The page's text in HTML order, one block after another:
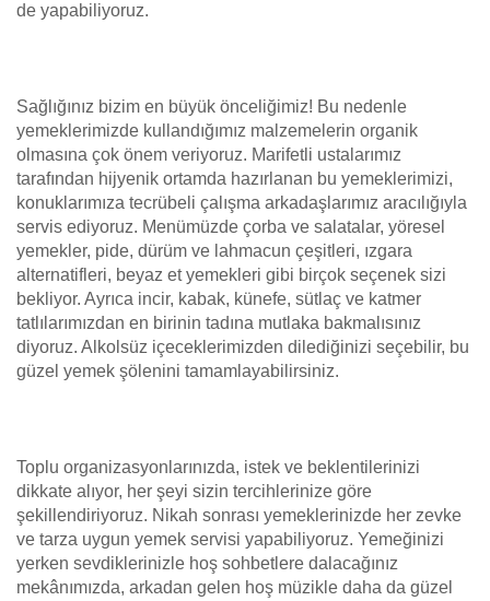
de yapabiliyoruz.
Sağlığınız bizim en büyük önceliğimiz! Bu nedenle
yemeklerimizde kullandığımız malzemelerin organik
olmasına çok önem veriyoruz. Marifetli ustalarımız
tarafından hijyenik ortamda hazırlanan bu yemeklerimizi,
konuklarımıza tecrübeli çalışma arkadaşlarımız aracılığıyla
servis ediyoruz. Menümüzde çorba ve salatalar, yöresel
yemekler, pide, dürüm ve lahmacun çeşitleri, ızgara
alternatifleri, beyaz et yemekleri gibi birçok seçenek sizi
bekliyor. Ayrıca incir, kabak, künefe, sütlaç ve katmer
tatlılarımızdan en birinin tadına mutlaka bakmalısınız
diyoruz. Alkolsüz içeceklerimizden dilediğinizi seçebilir, bu
güzel yemek şölenini tamamlayabilirsiniz.
Toplu organizasyonlarınızda, istek ve beklentilerinizi
dikkate alıyor, her şeyi sizin tercihlerinize göre
şekillendiriyoruz. Nikah sonrası yemeklerinizde her zevke
ve tarza uygun yemek servisi yapabiliyoruz. Yemeğinizi
yerken sevdiklerinizle hoş sohbetlere dalacağınız
mekânımızda, arkadan gelen hoş müzikle daha da güzel